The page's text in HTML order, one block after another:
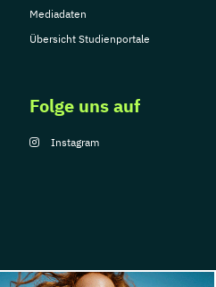
Mediadaten
Übersicht Studienportale
Folge uns auf
Instagram